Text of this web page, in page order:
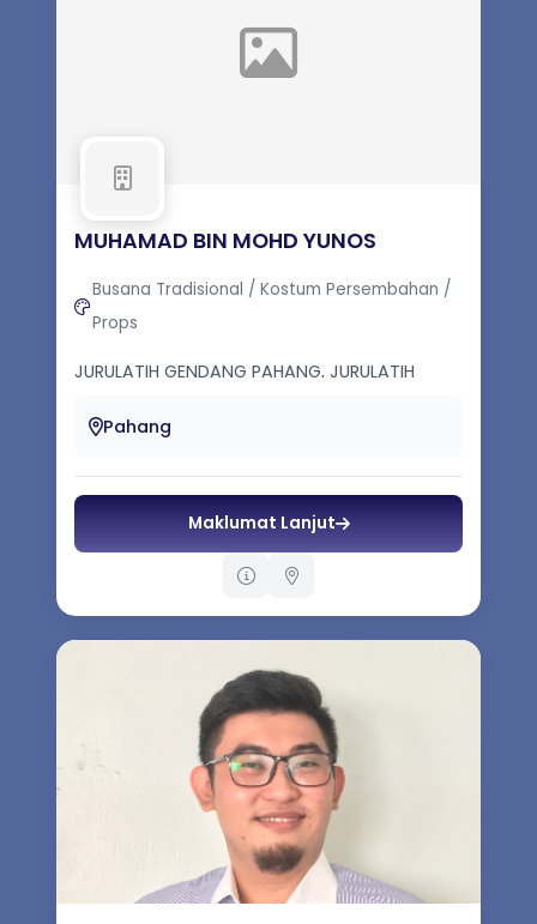
MUHAMAD BIN MOHD YUNOS
Busana Tradisional / Kostum Persembahan /
Props
JURULATIH GENDANG PAHANG, JURULATIH
Pahang
Maklumat Lanjut